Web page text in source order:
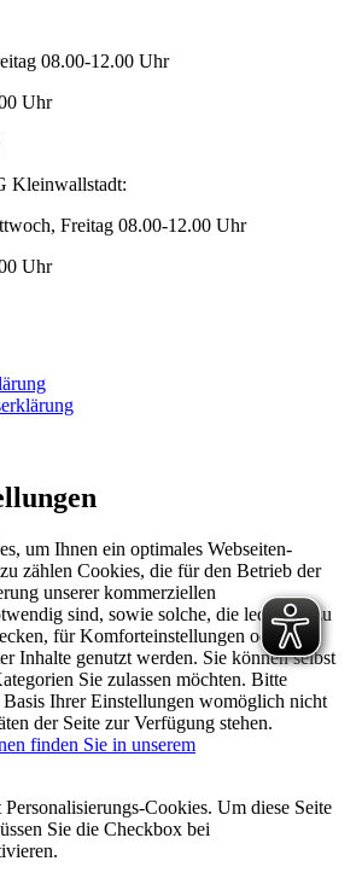
08.00-12.00 Uhr
Uhr
Kleinwallstadt:
Freitag 08.00-12.00 Uhr
Uhr
um Ihnen ein optimales Webseiten-
zählen Cookies, die für den Betrieb der
unserer kommerziellen
sind, sowie solche, die lediglich zu
für Komforteinstellungen oder zur
Inhalte genutzt werden. Sie können selbst
Sie zulassen möchten. Bitte
Basis Ihrer Einstellungen womöglich nicht
der Seite zur Verfügung stehen.
finden Sie in unserem
Cookies. Um diese Seite
Sie die Checkbox bei